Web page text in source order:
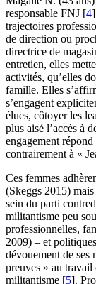
responsable FNJ [4]
trajectoires
de direction ou
directrice de
entretien, elles
activités, qu’elles
famille. Elles
s’engagent
élues, côtoyer les
plus aisé l’accès à
engagement
contrairement à «
Ces femmes
(Skeggs 2015)
sein du parti
militantisme peu
professionnelles,
2009) – et
dévouement de ses
preuves » au
militantisme [5].